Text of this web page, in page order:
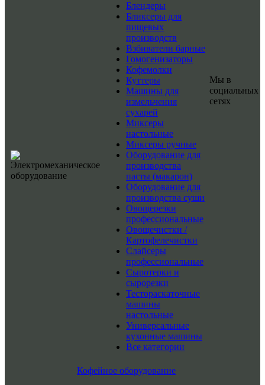
Блендеры
Бликсеры для
пищевых
производств
Взбиватели барные
Гомогенизаторы
Кофемолки
Куттеры
Машины для
измельчения
сухарей
Миксеры
настольные
Миксеры ручные
Оборудование для
производства
пасты (макарон)
Оборудование для
производства суши
Овощерезки
профессиональные
Овощечистки /
Картофелечистки
Слайсеры
профессиональные
Сыротерки и
сырорезки
Тестораскаточные
машины
настольные
Универсальные
кухонные машины
Все категории
Кофейное оборудование
Мы в
социальных
сетях